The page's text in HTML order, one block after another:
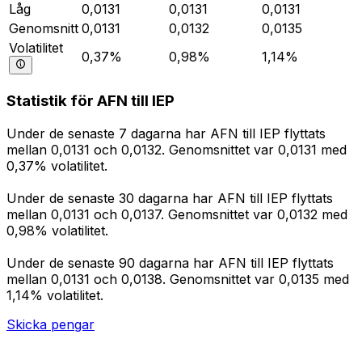
Låg
0,0131 0,0131
0,0131
Genomsnitt 0,0131 0,0132
0,0135
Volatilitet
0,37% 0,98% 1,14%
Statistik för AFN till IEP
Under de senaste 7 dagarna har AFN till IEP flyttats
mellan 0,0131 och 0,0132. Genomsnittet var 0,0131 med
0,37% volatilitet.
Under de senaste 30 dagarna har AFN till IEP flyttats
mellan 0,0131 och 0,0137. Genomsnittet var 0,0132 med
0,98% volatilitet.
Under de senaste 90 dagarna har AFN till IEP flyttats
mellan 0,0131 och 0,0138. Genomsnittet var 0,0135 med
1,14% volatilitet.
Skicka pengar